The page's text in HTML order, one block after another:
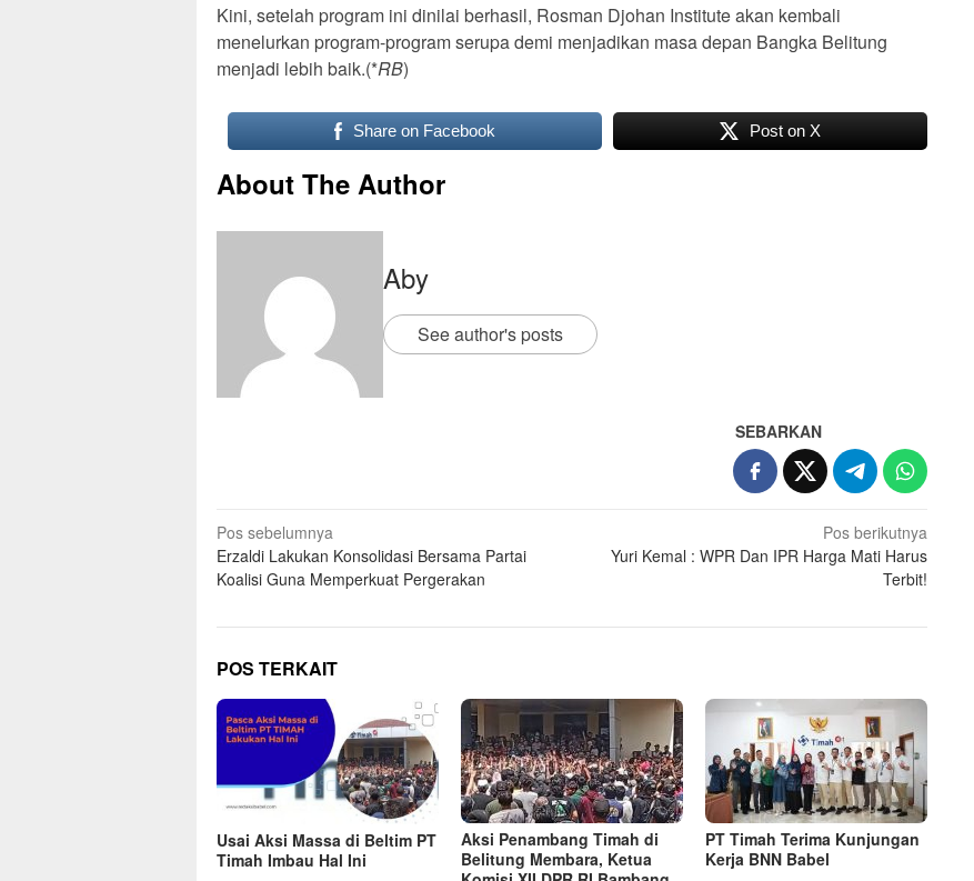
Kini, setelah program ini dinilai berhasil, Rosman Djohan Institute akan kembali
menelurkan program-program serupa demi menjadikan masa depan Bangka Belitung
menjadi lebih baik.(*RB)
Share on Facebook Post on X
About The Author
Aby
See author's posts
SEBARKAN
Pos sebelumnya
Erzaldi Lakukan Konsolidasi Bersama Partai
Koalisi Guna Memperkuat Pergerakan
Pos berikutnya
Yuri Kemal : WPR Dan IPR Harga Mati Harus
Terbit!
POS TERKAIT
Usai Aksi Massa di Beltim PT
Timah Imbau Hal Ini
Aksi Penambang Timah di
Belitung Membara, Ketua
PT Timah Terima Kunjungan
Kerja BNN Babel